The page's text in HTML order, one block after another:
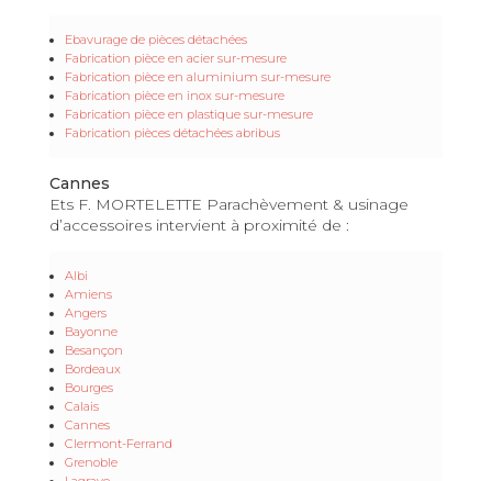
Ebavurage de pièces détachées
Fabrication pièce en acier sur-mesure
Fabrication pièce en aluminium sur-mesure
Fabrication pièce en inox sur-mesure
Fabrication pièce en plastique sur-mesure
Fabrication pièces détachées abribus
Cannes
Ets F. MORTELETTE Parachèvement & usinage
d’accessoires intervient à proximité de :
Albi
Amiens
Angers
Bayonne
Besançon
Bordeaux
Bourges
Calais
Cannes
Clermont-Ferrand
Grenoble